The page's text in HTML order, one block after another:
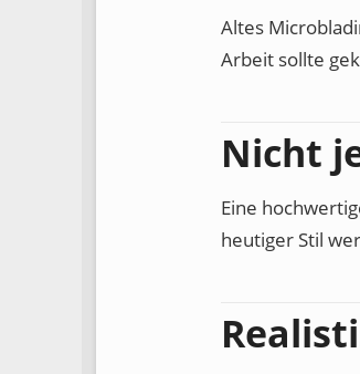
Altes
Arbeit sollte
Nicht
Eine
heutiger Stil